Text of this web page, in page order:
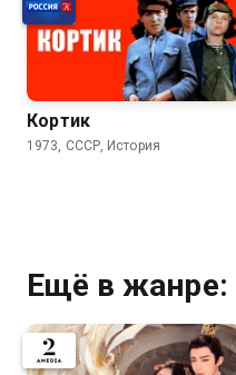
Кортик
1973, СССР, История
Ещё в жанре: